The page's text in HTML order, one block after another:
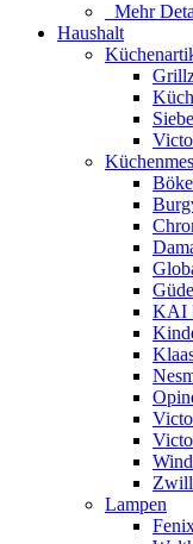
Mehr
Haushalt
Siebe
KAI
Lampen